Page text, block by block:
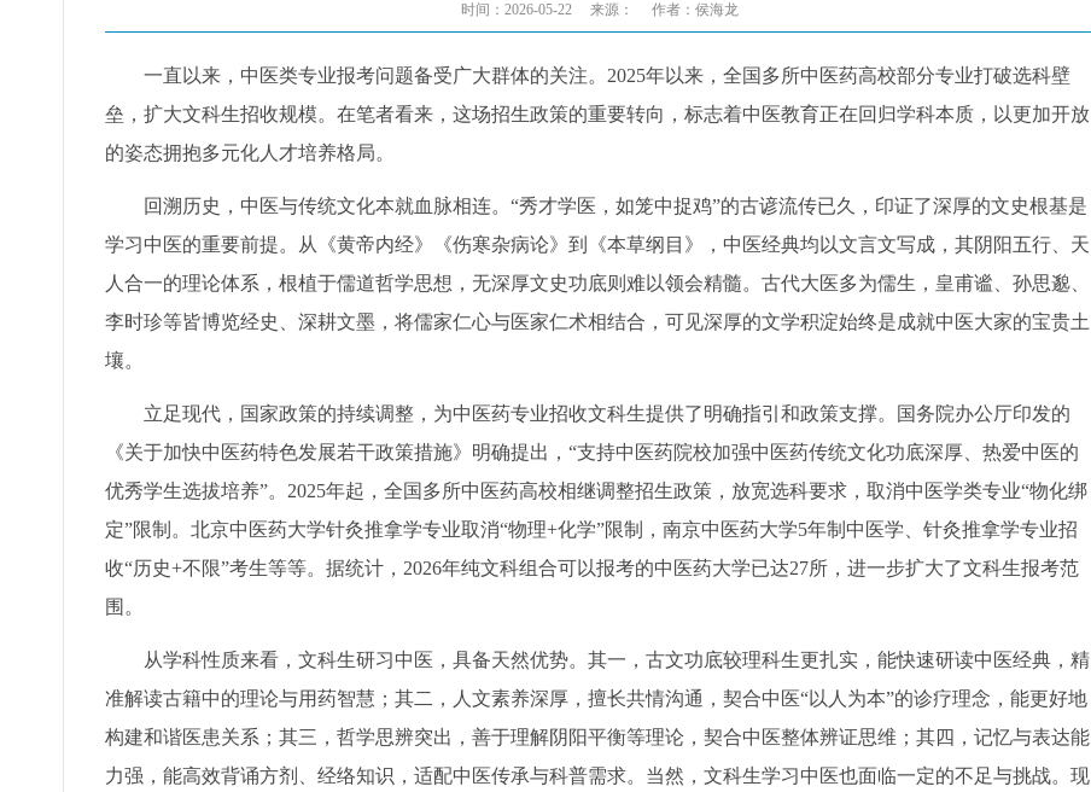
时间：2026-05-22 来源： 作者：侯海龙
一直以来，中医类专业报考问题备受广大群体的关注。2025年以来，全国多所中医药高校部分专业打破选科壁
垒，扩大文科生招收规模。在笔者看来，这场招生政策的重要转向，标志着中医教育正在回归学科本质，以更加开放
的姿态拥抱多元化人才培养格局。
回溯历史，中医与传统文化本就血脉相连。“秀才学医，如笼中捉鸡”的古谚流传已久，印证了深厚的文史根基是
学习中医的重要前提。从《黄帝内经》《伤寒杂病论》到《本草纲目》，中医经典均以文言文写成，其阴阳五行、天
人合一的理论体系，根植于儒道哲学思想，无深厚文史功底则难以领会精髓。古代大医多为儒生，皇甫谧、孙思邈、
李时珍等皆博览经史、深耕文墨，将儒家仁心与医家仁术相结合，可见深厚的文学积淀始终是成就中医大家的宝贵土
壤。
立足现代，国家政策的持续调整，为中医药专业招收文科生提供了明确指引和政策支撑。国务院办公厅印发的
《关于加快中医药特色发展若干政策措施》明确提出，“支持中医药院校加强中医药传统文化功底深厚、热爱中医的
优秀学生选拔培养”。2025年起，全国多所中医药高校相继调整招生政策，放宽选科要求，取消中医学类专业“物化绑
定”限制。北京中医药大学针灸推拿学专业取消“物理+化学”限制，南京中医药大学5年制中医学、针灸推拿学专业招
收“历史+不限”考生等等。据统计，2026年纯文科组合可以报考的中医药大学已达27所，进一步扩大了文科生报考范
围。
从学科性质来看，文科生研习中医，具备天然优势。其一，古文功底较理科生更扎实，能快速研读中医经典，精
准解读古籍中的理论与用药智慧；其二，人文素养深厚，擅长共情沟通，契合中医“以人为本”的诊疗理念，能更好地
构建和谐医患关系；其三，哲学思辨突出，善于理解阴阳平衡等理论，契合中医整体辨证思维；其四，记忆与表达能
力强，能高效背诵方剂、经络知识，适配中医传承与科普需求。当然，文科生学习中医也面临一定的不足与挑战。现